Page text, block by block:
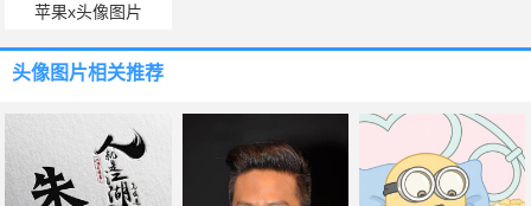
苹果x头像图片
头像图片相关推荐